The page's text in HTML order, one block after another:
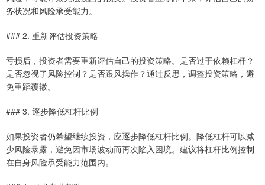
务状况和风险承受能力。
### 2. 重新评估投资策略
亏损后，投资者需要重新评估自己的投资策略。是否过于依赖杠杆？
是否忽视了风险控制？是否跟风操作？通过反思，调整投资策略，避
免重蹈覆辙。
### 3. 逐步降低杠杆比例
如果投资者仍希望继续投资，应逐步降低杠杆比例。降低杠杆可以减
少风险暴露，避免因市场波动而再次陷入困境。建议将杠杆比例控制
在自身风险承受能力范围内。